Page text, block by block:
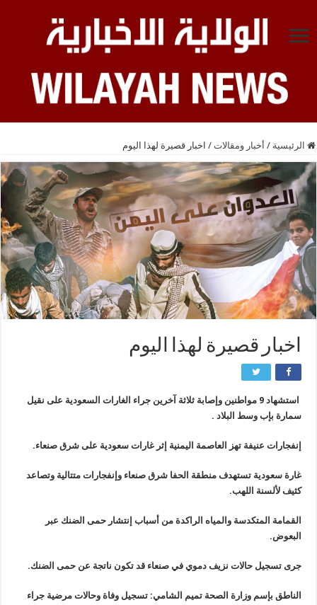
الرئيسية / أخبار ومقالات / اخبار قصيرة لهذا اليوم
اخبار قصيرة لهذا اليوم
استشهاد 9 مواطنين وإصابة ثلاثة آخرين جراء الغارات السعودية على نقيل
سمارة بإب وسط البلاد .
إنفجارات عنيفة تهز العاصمة اليمنية إثر غارات سعودية على شرق صنعاء.
غارة سعودية تستهدف منطقة الحفا شرق صنعاء وإنفجارات متتالية وتصاعد
كثيف لألسنة اللهب.
القمامة المتكدسة والمياه الراكدة من أسباب إنتشار حمى الضنك عبر
البعوض.
جرى تسجيل حالات نزيف دموي في صنعاء قد تكون ناتجة عن حمى الضنك.
الناطق بإسم وزارة الصحة تميم الشامي: تسجيل وفاة وحالات مرضية جراء